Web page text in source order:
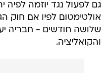
גם לפעול נגד יוזמה לפיה
אולטימטום לפיו אם חוק
שלושה חודשים - חבריה
והקואליציה.